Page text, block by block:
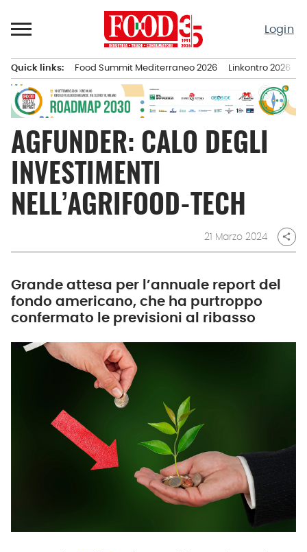
al
Login
principale
Quick links: Food Summit Mediterraneo 2026 Linkontro 2026
AGFUNDER: CALO DEGLI
INVESTIMENTI
NELL’AGRIFOOD-TECH
21 Marzo 2024 share
Grande attesa per l’annuale report del
fondo americano, che ha purtroppo
confermato le previsioni al ribasso